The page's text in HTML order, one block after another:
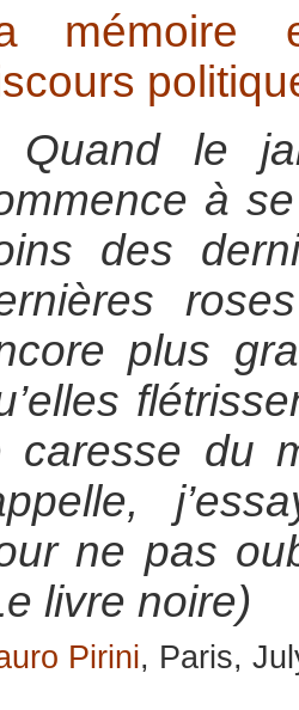
mémoire
Quand le
à
des
plus
caresse du
ne pas
livre noire)
Pirini, Paris,